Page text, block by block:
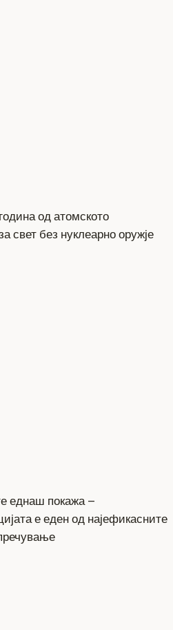
од атомското
свет без нуклеарно оружје
еднаш покажа –
е еден од најефикасните